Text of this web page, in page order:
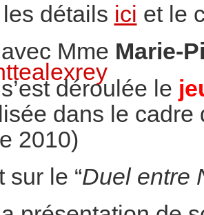
détails ici et le
avec Mme Marie-
s’est déroulée le
dans le cadre
2010)
sur le “Duel entre